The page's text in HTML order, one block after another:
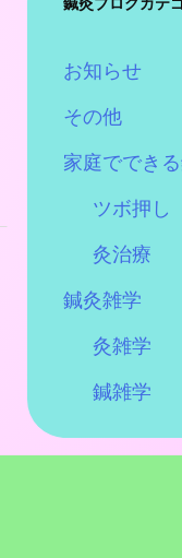
お知らせ
その他
家庭ででき
ツボ押し
灸治療
鍼灸雑学
灸雑学
鍼雑学